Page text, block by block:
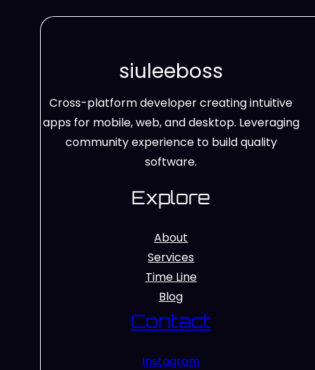
siuleeboss
Cross-platform developer creating intuitive
apps for mobile, web, and desktop. Leveraging
community experience to build quality
software.
Explore
About
Services
Time Line
Blog
Contact
Instagram